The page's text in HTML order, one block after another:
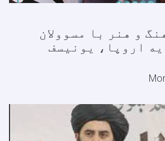
و هنر با مسوولان
اروپا، یونیسف